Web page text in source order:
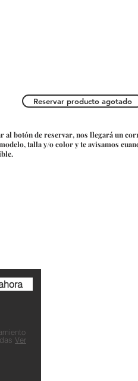
Reservar producto agotado
al botón de reservar, nos llegará un
talla y/o color y te avisamos
Ver